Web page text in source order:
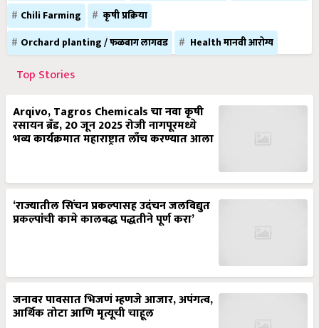
Chili Farming
कृषी प्रक्रिया
Orchard planting / फळबाग लागवड
Health मानवी आरोग्य
Top Stories
Arqivo, Tagros Chemicals चा नवा कृषी
रसायन ब्रँड, 20 जून 2025 रोजी नागपूरमध्ये
भव्य कार्यक्रमात महाराष्ट्रात लाँच करण्यात आला
‘राज्यातील सिंचन प्रकल्पासह उदंचन जलविद्युत
प्रकल्पांची कामे कालबद्ध पद्धतीने पूर्ण करा’
जनावर पावसात भिजणं म्हणजे आजार, अपंगत्व,
आर्थिक तोटा आणि मृत्यूची चाहूल